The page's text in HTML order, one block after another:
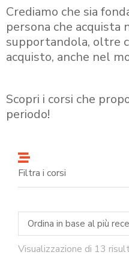
Crediamo che sia
persona che acquista
supportandola, oltre
acquisto, anche nel
Scopri i corsi che
periodo!
Filtra i corsi
Visualizzazione di 13